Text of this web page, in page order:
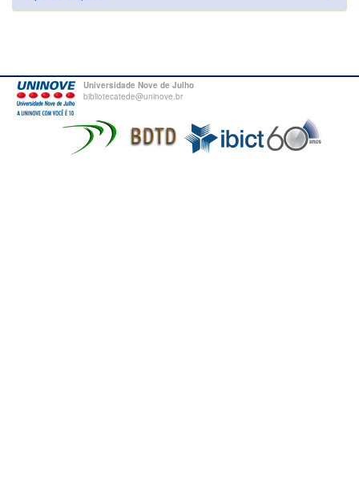
Universidade Nove de Julho
bibliotecatede@uninove.br